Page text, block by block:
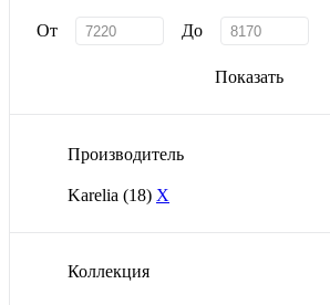
От До
Показать
Производитель
Karelia (18) X
Коллекция